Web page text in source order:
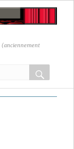
(anciennement
OK